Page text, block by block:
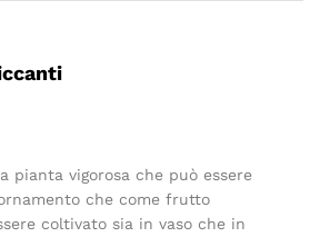
pianta vigorosa che può essere
che come frutto
coltivato sia in vaso che in